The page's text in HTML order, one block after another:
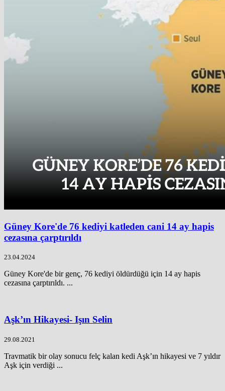
Güney Kore'de 76 kediyi katleden cani 14 ay hapis
cezasına çarptırıldı
23.04.2024
Güney Kore'de bir genç, 76 kediyi öldürdüğü için 14 ay hapis
cezasına çarptırıldı. ...
Aşk’ın Hikayesi- Işın Selin
29.08.2021
Travmatik bir olay sonucu felç kalan kedi Aşk’ın hikayesi ve 7 yıldır
Aşk için verdiği ...